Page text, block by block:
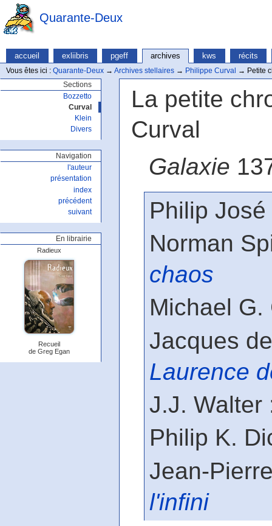
Quarante-Deux
accueil exliibris pgeff archives kws récits
Vous êtes ici : Quarante-Deux → Archives stellaires → Philippe Curval → Petite
Sections
Bozzetto
Curval
Klein
Divers
Navigation
l'auteur
présentation
index
précédent
suivant
En librairie
Radieux
Recueil
de Greg Egan
La petite
Curval
Galaxie
Philip
Norman
chaos
Michael
Jacques
Laurence
J.J.
Philip K.
Jean-
l'infini